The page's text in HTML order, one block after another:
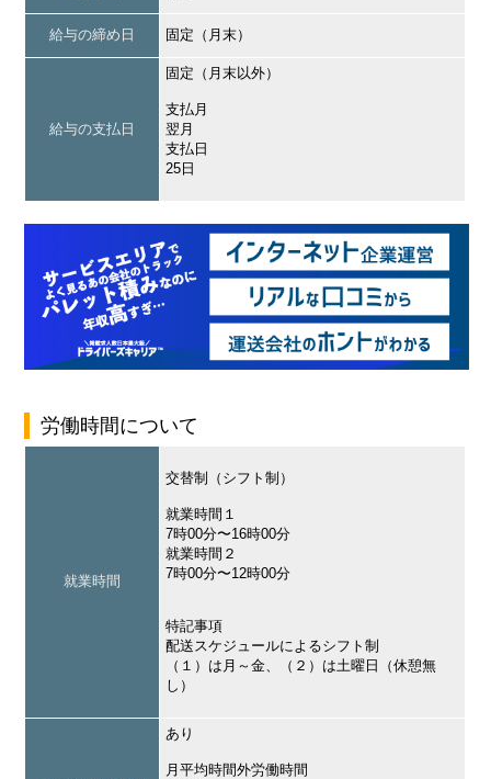
給与の締め日 固定（月末）
給与の支払日
固定（月末以外）
支払月
翌月
支払日
25日
労働時間について
就業時間
交替制（シフト制）
就業時間１
7時00分〜16時00分
就業時間２
7時00分〜12時00分
特記事項
配送スケジュールによるシフト制
（１）は月～金、（２）は土曜日（休憩無
し）
あり
月平均時間外労働時間